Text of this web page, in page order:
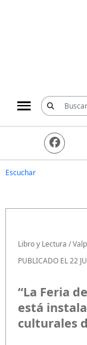
Escuchar
Libro y Lectura /
PUBLICADO EL 22
“La Feria
está
culturales